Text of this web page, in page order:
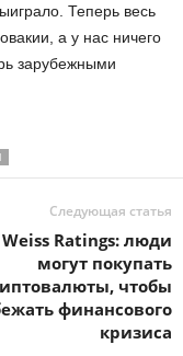
Теперь весь
а у нас ничего
зарубежными
Следующая статья
Weiss Ratings: люди
могут покупать
чтобы
финансового
кризиса